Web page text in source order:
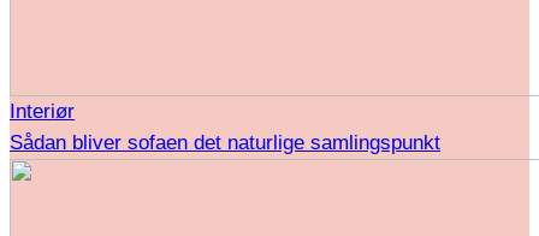
Interiør
Sådan bliver sofaen det naturlige samlingspunkt